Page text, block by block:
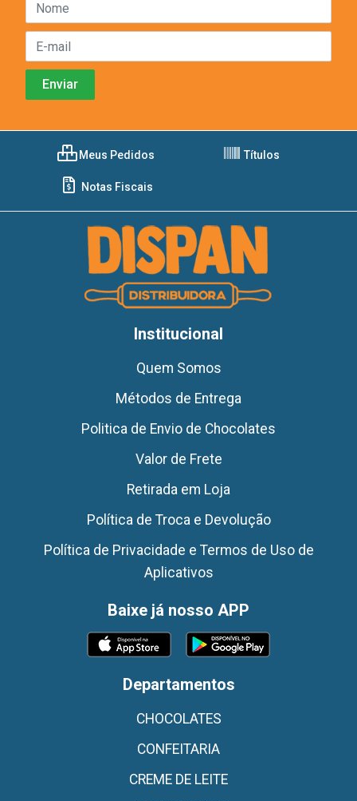
Meus Pedidos Títulos
Notas Fiscais
Institucional
Quem Somos
Métodos de Entrega
Politica de Envio de Chocolates
Valor de Frete
Retirada em Loja
Política de Troca e Devolução
Política de Privacidade e Termos de Uso de
Aplicativos
Baixe já nosso APP
Departamentos
CHOCOLATES
CONFEITARIA
CREME DE LEITE